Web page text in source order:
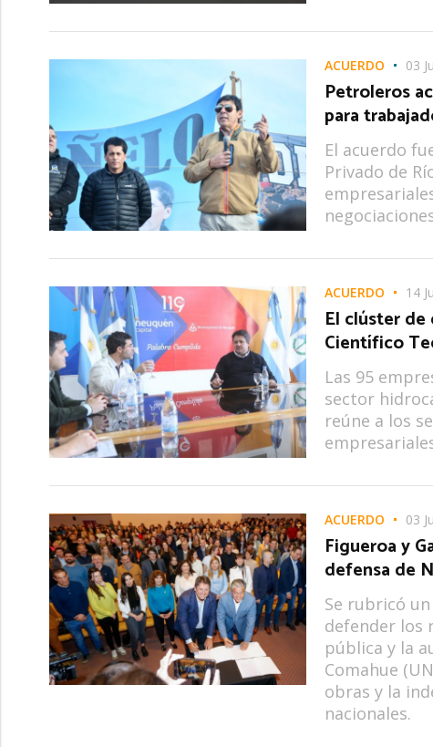
ACUERDO 03
Petroleros
para
El acuerdo
Privado de
ACUERDO 14
El clúster de
Científico
Las 95
sector
reúne a los
ACUERDO 03
Figueroa y
defensa de
Se rubricó
defender los
pública y la
Comahue
obras y la
nacionales.